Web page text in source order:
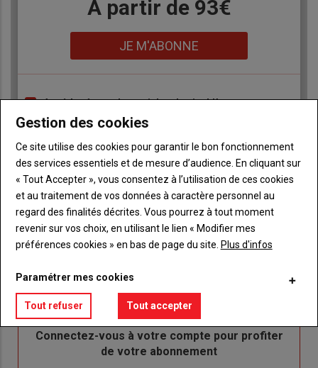
A partir de 93€
JE M'ABONNE
à
Accédez à tous les articles du site L'Aurore
numérique, sur tous les supports
Ne manquez aucune information grâce à la
newsletter du journal L'Aurore Paysanne
Sous-
titre
Vous êtes abonné(e)
TITRE IDENTIFIEZ-VOUS
Body
Connectez-vous à votre compte pour profiter
de votre abonnement
Gestion des cookies
Ce site utilise des cookies pour garantir le bon fonctionnement
des services essentiels et de mesure d’audience. En cliquant sur
« Tout Accepter », vous consentez à l’utilisation de ces cookies
et au traitement de vos données à caractère personnel au
regard des finalités décrites. Vous pourrez à tout moment
revenir sur vos choix, en utilisant le lien « Modifier mes
préférences cookies » en bas de page du site. Plus d'infos
Paramétrer mes cookies
Tout refuser Tout accepter